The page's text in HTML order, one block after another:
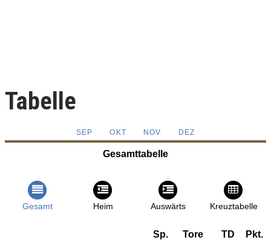
Tabelle
SEP OKT NOV DEZ
Gesamttabelle
Gesamt Heim Auswärts Kreuztabelle
Sp. Tore TD Pkt.